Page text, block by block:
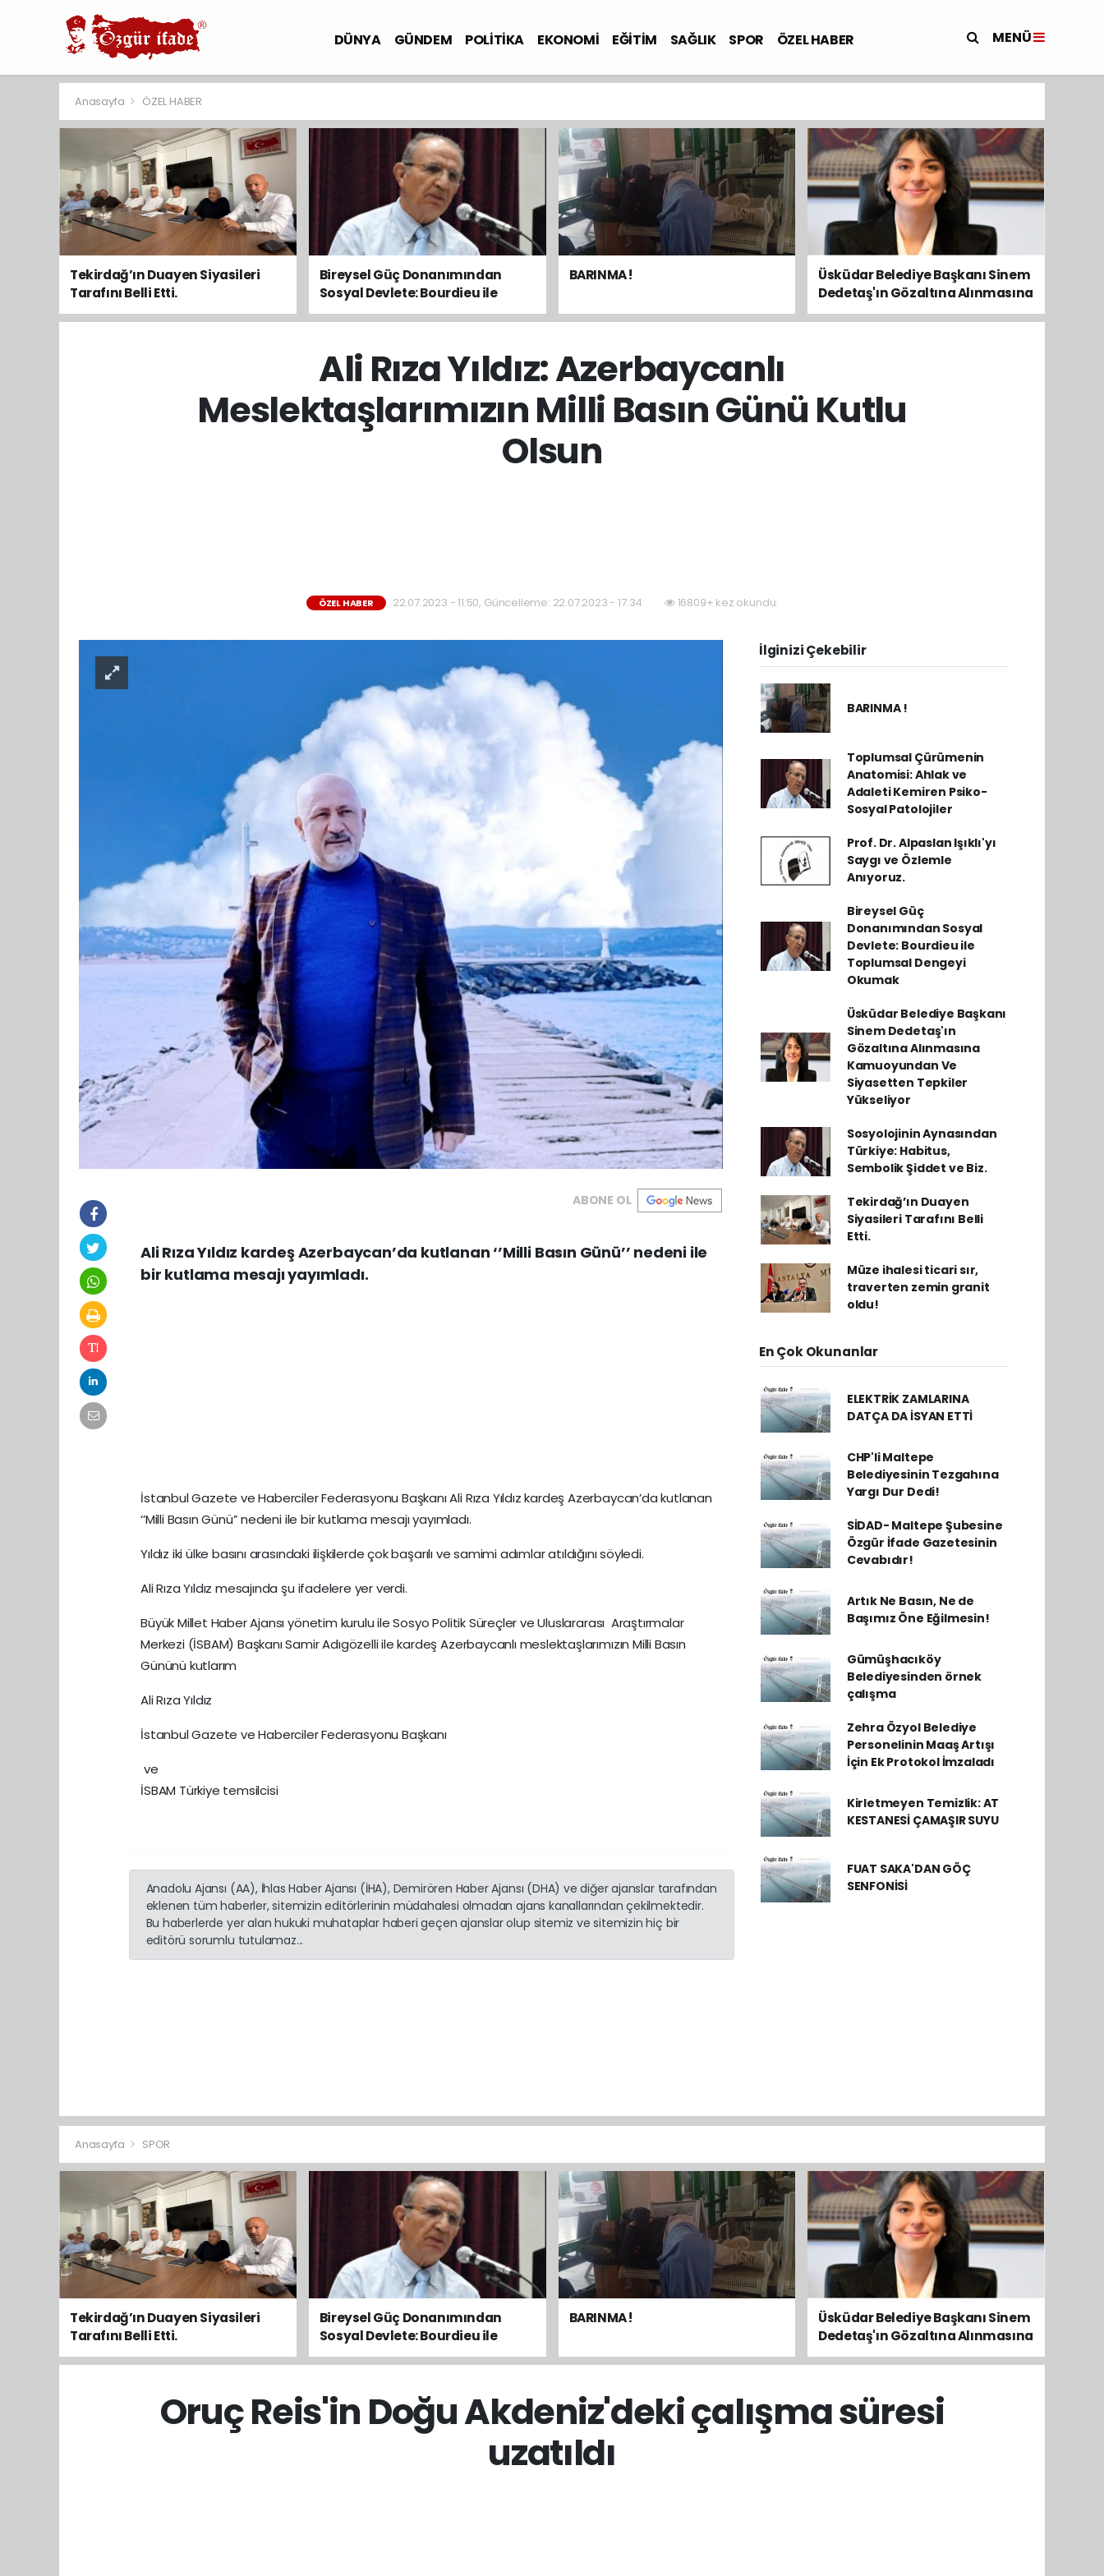
DÜNYA GÜNDEM POLİTİKA EKONOMİ EĞİTİM SAĞLIK SPOR ÖZEL HABER MENÜ
Anasayfa ÖZEL HABER
Tekirdağ’ın Duayen Siyasileri
Tarafını Belli Etti.
Bireysel Güç Donanımından
Sosyal Devlete: Bourdieu ile
Toplumsal Dengeyi Okumak
BARINMA !
Üsküdar Belediye Başkanı Sinem
Dedetaş'ın Gözaltına Alınmasına
Kamuoyundan Ve Siyasetten
Ali Rıza Yıldız: Azerbaycanlı
Meslektaşlarımızın Milli Basın Günü Kutlu
Olsun
ÖZEL HABER 22.07.2023 - 11:50, Güncelleme: 22.07.2023 - 17:34 16809+ kez okundu.
ABONE OL
Ali Rıza Yıldız kardeş Azerbaycan’da kutlanan ‘’Milli Basın Günü’’ nedeni ile
bir kutlama mesajı yayımladı.
İstanbul Gazete ve Haberciler Federasyonu Başkanı Ali Rıza Yıldız kardeş Azerbaycan’da kutlanan
‘’Milli Basın Günü’’ nedeni ile bir kutlama mesajı yayımladı.
Yıldız iki ülke basını arasındaki ilişkilerde çok başarılı ve samimi adımlar atıldığını söyledi.
Ali Rıza Yıldız mesajında şu ifadelere yer verdi.
Büyük Millet Haber Ajansı yönetim kurulu ile Sosyo Politik Süreçler ve Uluslararası Araştırmalar
Merkezi (İSBAM) Başkanı Samir Adıgözelli ile kardeş Azerbaycanlı meslektaşlarımızın Milli Basın
Gününü kutlarım
Ali Rıza Yıldız
İstanbul Gazete ve Haberciler Federasyonu Başkanı
ve
İSBAM Türkiye temsilcisi
Anadolu Ajansı (AA), İhlas Haber Ajansı (İHA), Demirören Haber Ajansı (DHA) ve diğer ajanslar tarafından
eklenen tüm haberler, sitemizin editörlerinin müdahalesi olmadan ajans kanallarından çekilmektedir.
Bu haberlerde yer alan hukuki muhataplar haberi geçen ajanslar olup sitemiz ve sitemizin hiç bir
editörü sorumlu tutulamaz...
İlginizi Çekebilir
BARINMA !
Toplumsal Çürümenin
Anatomisi: Ahlak ve
Adaleti Kemiren Psiko-
Sosyal Patolojiler
Prof. Dr. Alpaslan Işıklı'yı
Saygı ve Özlemle
Anıyoruz.
Bireysel Güç
Donanımından Sosyal
Devlete: Bourdieu ile
Toplumsal Dengeyi
Okumak
Üsküdar Belediye Başkanı
Sinem Dedetaş'ın
Gözaltına Alınmasına
Kamuoyundan Ve
Siyasetten Tepkiler
Yükseliyor
Sosyolojinin Aynasından
Türkiye: Habitus,
Sembolik Şiddet ve Biz.
Tekirdağ’ın Duayen
Siyasileri Tarafını Belli
Etti.
Müze ihalesi ticari sır,
traverten zemin granit
oldu!
En Çok Okunanlar
ELEKTRİK ZAMLARINA
DATÇA DA İSYAN ETTİ
CHP'li Maltepe
Belediyesinin Tezgahına
Yargı Dur Dedi!
SİDAD- Maltepe Şubesine
Özgür İfade Gazetesinin
Cevabıdır!
Artık Ne Basın, Ne de
Başımız Öne Eğilmesin!
Gümüşhacıköy
Belediyesinden örnek
çalışma
Zehra Özyol Belediye
Personelinin Maaş Artışı
İçin Ek Protokol İmzaladı
Kirletmeyen Temizlik: AT
KESTANESİ ÇAMAŞIR SUYU
FUAT SAKA'DAN GÖÇ
SENFONİSİ
Anasayfa SPOR
Tekirdağ’ın Duayen Siyasileri
Tarafını Belli Etti.
Bireysel Güç Donanımından
Sosyal Devlete: Bourdieu ile
Toplumsal Dengeyi Okumak
BARINMA !
Üsküdar Belediye Başkanı Sinem
Dedetaş'ın Gözaltına Alınmasına
Kamuoyundan Ve Siyasetten
Oruç Reis'in Doğu Akdeniz'deki çalışma süresi
uzatıldı